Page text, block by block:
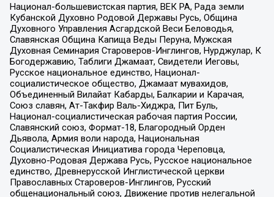
Национал-большевистская партия, ВЕК РА, Рада земли
Кубанской Духовно Родовой Державы Русь, Община
Духовного Управления Асгардской Веси Беловодья,
Славянская Община Капища Веды Перуна, Мужская
Духовная Семинария Староверов-Инглингов, Нурджулар, К
Богодержавию, Таблиги Джамаат, Свидетели Иеговы,
Русское национальное единство, Национал-
социалистическое общество, Джамаат мувахидов,
Объединенный Вилайат Кабарды, Балкарии и Карачая,
Союз славян, Ат-Такфир Валь-Хиджра, Пит Буль,
Национал-социалистическая рабочая партия России,
Славянский союз, Формат-18, Благородный Орден
Дьявола, Армия воли народа, Национальная
Социалистическая Инициатива города Череповца,
Духовно-Родовая Держава Русь, Русское национальное
единство, Древнерусской Инглистической церкви
Православных Староверов-Инглингов, Русский
общенациональный союз, Движение против нелегальной